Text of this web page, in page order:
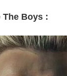
The Boys :